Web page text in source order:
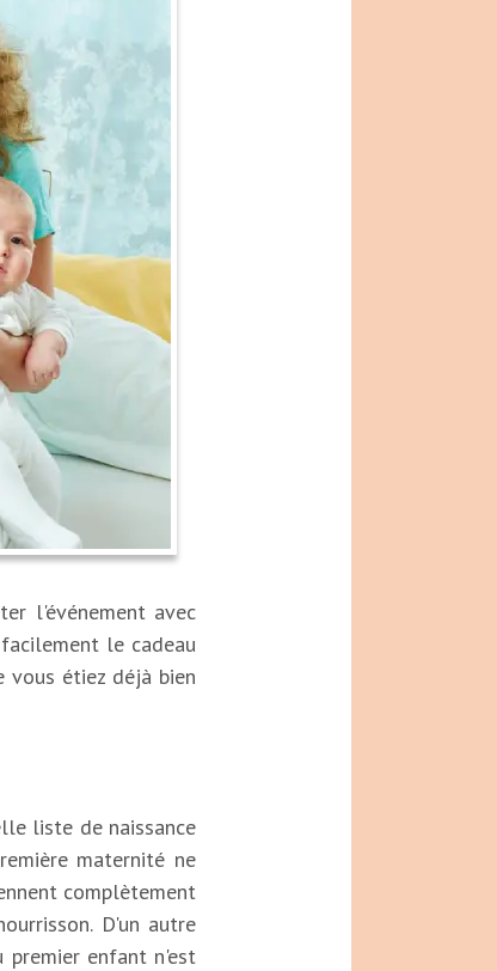
l'événement avec
le cadeau
vous étiez déjà bien
liste de naissance
maternité ne
complètement
D'un autre
premier enfant n'est